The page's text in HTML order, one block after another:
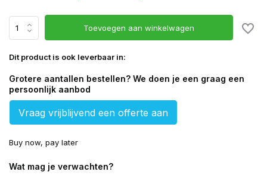
Toevoegen aan winkelwagen
Dit product is ook leverbaar in:
Grotere aantallen bestellen? We doen je een graag een
persoonlijk aanbod
Vraag vrijblijvend een offerte aan
Buy now, pay later
Wat mag je verwachten?